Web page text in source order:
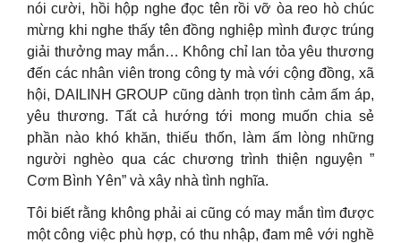
nói cười, hồi hộp nghe đọc tên rồi vỡ òa reo hò chúc
mừng khi nghe thấy tên đồng nghiệp mình được trúng
giải thưởng may mắn… Không chỉ lan tỏa yêu thương
đến các nhân viên trong công ty mà với cộng đồng, xã
hội, DAILINH GROUP cũng dành trọn tình cảm ấm áp,
yêu thương. Tất cả hướng tới mong muốn chia sẻ
phần nào khó khăn, thiếu thốn, làm ấm lòng những
người nghèo qua các chương trình thiện nguyện ”
Cơm Bình Yên” và xây nhà tình nghĩa.
Tôi biết rằng không phải ai cũng có may mắn tìm được
một công việc phù hợp, có thu nhập, đam mê với nghề